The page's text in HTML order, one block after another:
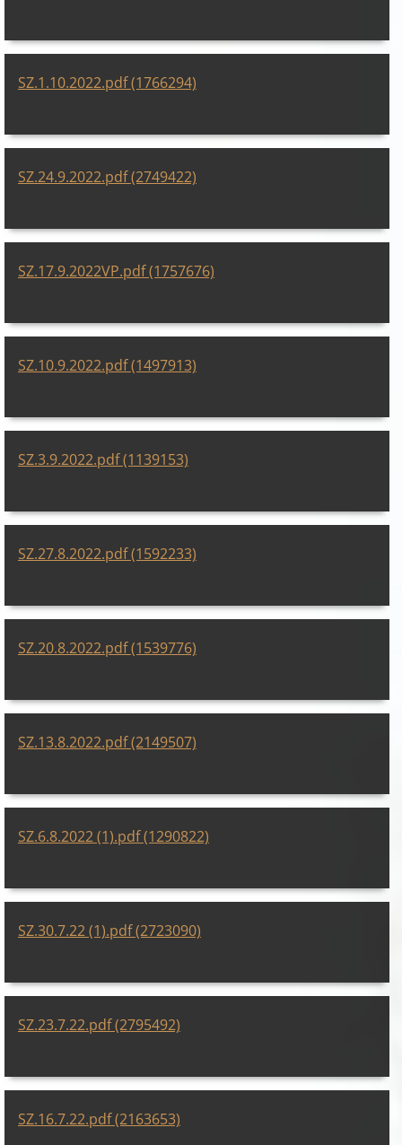
SZ.1.10.2022.pdf (1766294)
SZ.24.9.2022.pdf (2749422)
SZ.17.9.2022VP.pdf (1757676)
SZ.10.9.2022.pdf (1497913)
SZ.3.9.2022.pdf (1139153)
SZ.27.8.2022.pdf (1592233)
SZ.20.8.2022.pdf (1539776)
SZ.13.8.2022.pdf (2149507)
SZ.6.8.2022 (1).pdf (1290822)
SZ.30.7.22 (1).pdf (2723090)
SZ.23.7.22.pdf (2795492)
SZ.16.7.22.pdf (2163653)